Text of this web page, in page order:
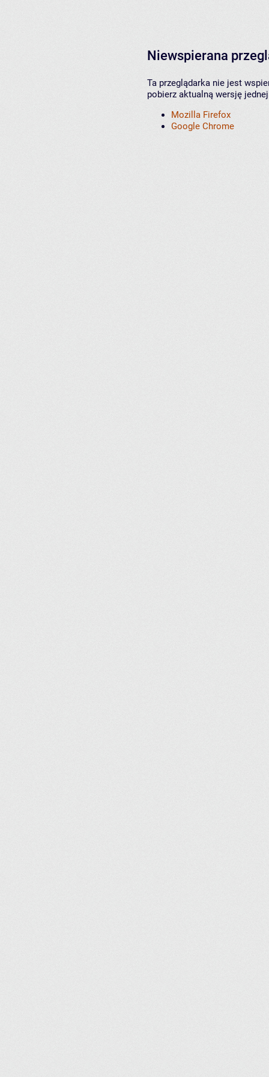
Niewspierana
Ta przeglądarka nie jest
pobierz aktualną wersję
Mozilla Firefox
Google Chrome